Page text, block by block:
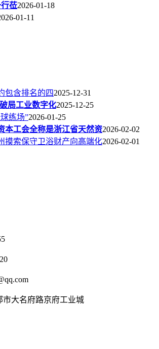
莅2026-01-18
01-11
包含排名的四2025-12-31
局工业数字化2025-12-25
练场”2026-01-25
本工会全称是浙江省天然资2026-02-02
摸索保守卫浴财产向高端化2026-02-01
市大名府路京府工业城